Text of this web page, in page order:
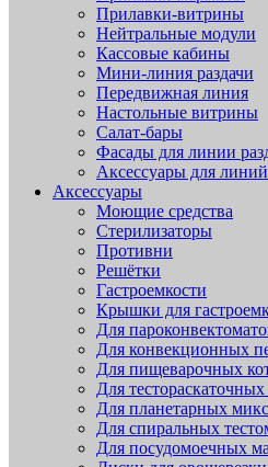
Прилавки-витрины
Нейтральные модули
Кассовые кабины
Мини-линия раздачи
Передвижная линия
Настольные витрины
Салат-бары
Фасады для линии
Аксессуары для линий
Аксессуары
Моющие средства
Стерилизаторы
Противни
Решётки
Гастроемкости
Крышки для
Для
Для конвекционных
Для пищеварочных
Для
Для планетарных
Для спиральных
Для посудомоечных